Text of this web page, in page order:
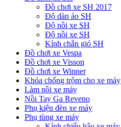
Đồ chơi xe SH 2017
Độ dàn áo SH
Độ nồi xe SH
Độ nồi xe SH
Kính chắn gió SH
Đồ chơi xe Vespa
Đồ chơi xe Visson
Đồ chơi xe Winner
Khóa chống trộm cho xe máy
Làm nồi xe máy
Nồi Tay Ga Reveno
Phụ kiện đèn xe máy
Phụ tùng xe máy